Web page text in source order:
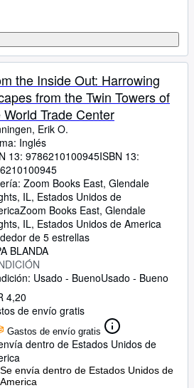
the Inside Out: Harrowing
from the Twin Towers of
World Trade Center
Erik O.
Inglés
13: 9786210100945ISBN 13:
Zoom Books East, Glendale
IL, Estados Unidos de
Zoom Books East, Glendale
IL, Estados Unidos de America
de 5 estrellas
BLANDA
Usado - BuenoUsado - Bueno
4,20
de envío gratis
Gastos de envío gratis
dentro de Estados Unidos de
Se envía dentro de Estados Unidos de
America